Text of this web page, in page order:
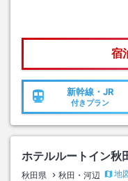
宿
新幹線・JR
付きプラン
ホテルルートイン秋
秋田県 秋田・河辺
地